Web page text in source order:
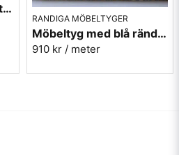
Randigt möbeltyg i blått - Sofia Rand nr.50
RANDIGA MÖBELTYGER
Möbeltyg med blå ränder i eko-bomull - Fredrika nr.50
910 kr / meter